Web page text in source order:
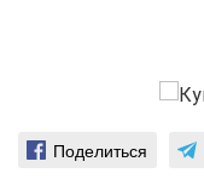
Поделиться